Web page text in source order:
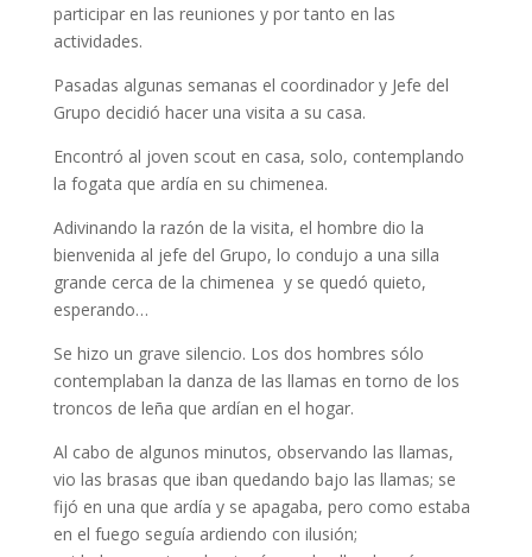
participar en las reuniones y por tanto en las
actividades.
Pasadas algunas semanas el coordinador y Jefe del
Grupo decidió hacer una visita a su casa.
Encontró al joven scout en casa, solo, contemplando
la fogata que ardía en su chimenea.
Adivinando la razón de la visita, el hombre dio la
bienvenida al jefe del Grupo, lo condujo a una silla
grande cerca de la chimenea y se quedó quieto,
esperando…
Se hizo un grave silencio. Los dos hombres sólo
contemplaban la danza de las llamas en torno de los
troncos de leña que ardían en el hogar.
Al cabo de algunos minutos, observando las llamas,
vio las brasas que iban quedando bajo las llamas; se
fijó en una que ardía y se apagaba, pero como estaba
en el fuego seguía ardiendo con ilusión;